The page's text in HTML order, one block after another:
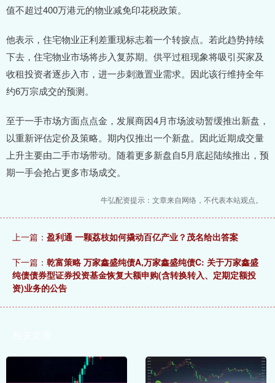
值不超过400万港元的物业减免印花税政策。
他表示，住宅物业正利差重现标志着一个转捩点。若此趋势持续
下去，住宅物业市场将步入复苏期。供平过租现象将吸引买家及
收租投资者逐步入市，进一步刺激置业需求。因此该行维持全年
约6万宗成交的预测。
至于一手市场方面点点金，发展商因4月市场波动暂缓推出新盘，
以重新评估定价及策略。期内仅推出一个新盘。因此近期成交量
上升主要由二手市场带动。随着更多新盘自5月底起陆续推出，预
期一手会抢占更多市场成交。
牛弘配资提示：文章来自网络，不代表本站观点。
上一篇： 盈利通 一颗荔枝如何撬动百亿产业？茂名给出答案
下一篇： 乾富策略 万家鑫盛纯债A,万家鑫盛纯债C: 关于万家鑫盛
纯债债券型证券投资基金恢复大额申购(含转换转入、定期定额投
资)业务的公告